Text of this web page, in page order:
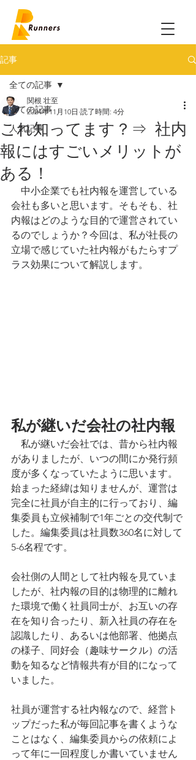
記事
全ての記事
人気記事
全ての記事
これ知ってます？⇒ 社内
報にはすごいメリットが
ある！
関根 壮至
2024年11月10日 読了時間: 4分
中小企業でも社内報を運営している
会社も多いと思います。そもそも、社
内報はどのような目的で運営されてい
るのでしょうか？今回は、私が社長の
立場で感じていた社内報がもたらすプ
ラス効果について解説します。
私が継いだ会社の社内報
私が継いだ会社では、昔から社内報
がありましたが、いつの間にか発行頻
度が多くなっていたように思います。
始まった経緯は知りませんが、運営は
完全に社員が自主的に行っており、編
集委員も立候補制で1年ごとの交代制で
した。編集委員は社員数360名に対して
5-6名程です。
会社側の人間として社内報を見ていま
したが、社内報の目的は物理的に離れ
た環境で働く社員同士が、お互いの存
在を知り合ったり、新入社員の存在を
認識したり、あるいは他部署、他拠点
の様子、同好会（趣味サークル）の活
動を知るなど情報共有が目的になって
いました。
社員が運営する社内報なので、経営ト
ップだった私が毎回記事を書くような
ことはなく、編集委員からの依頼によ
って年に一回程度しか書いていません